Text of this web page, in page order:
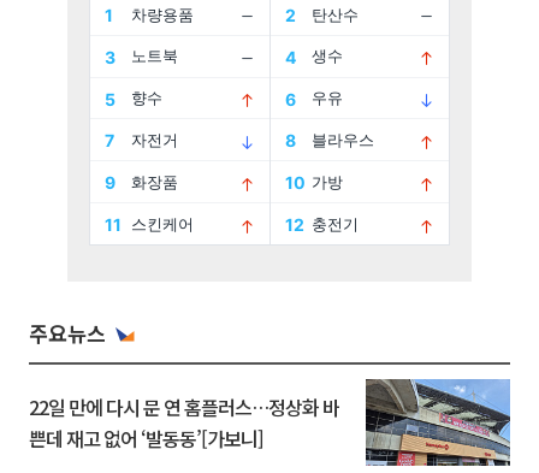
주요뉴스
22일 만에 다시 문 연 홈플러스…정상화 바
쁜데 재고 없어 ‘발동동’[가보니]